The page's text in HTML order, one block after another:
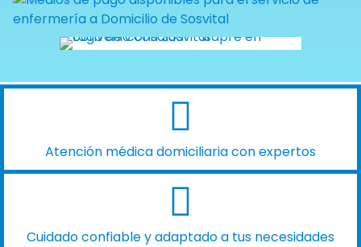
Atención médica domiciliaria con expertos
Cuidado confiable y adaptado a tus necesidades